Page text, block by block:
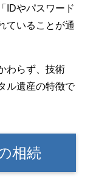
IDやパスワード
ていることが通
わらず、技術
ル遺産の特徴で
相続